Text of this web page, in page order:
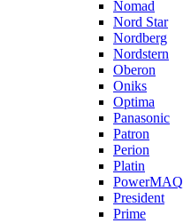
Nomad
Nord Star
Nordberg
Nordstern
Oberon
Oniks
Optima
Panasonic
Patron
Perion
Platin
PowerMAQ
President
Prime